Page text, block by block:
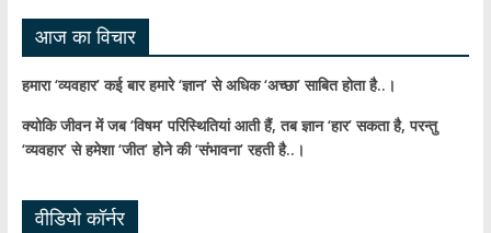
आज का विचार
हमारा ‘व्यवहार’ कई बार हमारे ‘ज्ञान’ से अधिक ‘अच्छा’ साबित होता है..।
क्योकि जीवन में जब ‘विषम’ परिस्थितियां आती हैं,तब ज्ञान ‘हार’ सकता है,परन्तु
‘व्यवहार’ से हमेशा ‘जीत’ होने की ‘संभावना’ रहती है..।
वीडियो कॉर्नर